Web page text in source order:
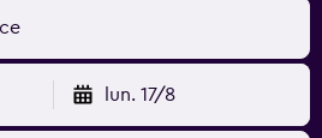
lun. 17/8